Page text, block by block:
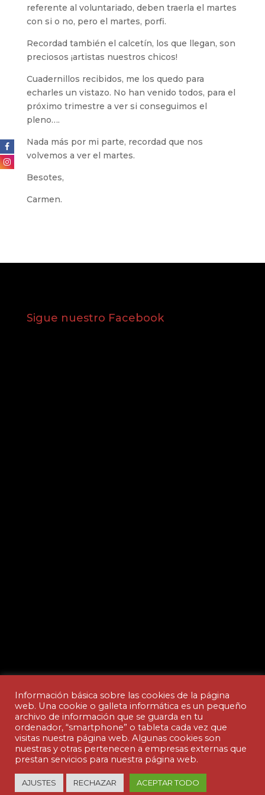
referente al voluntariado, deben traerla el martes
con si o no, pero el martes, porfi.
Recordad también el calcetín, los que llegan, son
preciosos ¡artistas nuestros chicos!
Cuadernillos recibidos, me los quedo para
echarles un vistazo. No han venido todos, para el
próximo trimestre a ver si conseguimos el
pleno….
Nada más por mi parte, recordad que nos
volvemos a ver el martes.
Besotes,
Carmen.
Sigue nuestro Facebook
Aviso legal y Política de privacidad
© Copyright - ACADEMIA CEDES | made by
Información básica sobre las cookies de la página
web. Una cookie o galleta informática es un pequeño
archivo de información que se guarda en tu
ordenador, “smartphone” o tableta cada vez que
visitas nuestra página web. Algunas cookies son
nuestras y otras pertenecen a empresas externas que
prestan servicios para nuestra página web.
AJUSTES RECHAZAR ACEPTAR TODO